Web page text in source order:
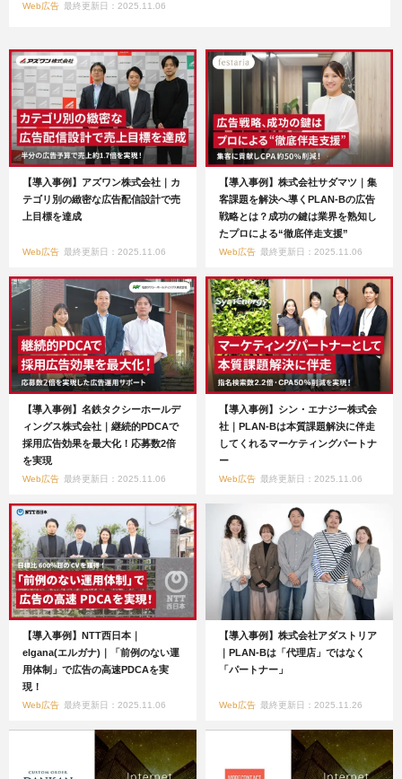
Web広告 最終更新日：2025.11.06
【導入事例】アズワン株式会社｜カ
テゴリ別の緻密な広告配信設計で売
上目標を達成
Web広告 最終更新日：2025.11.06
【導入事例】株式会社サダマツ｜集
客課題を解決へ導くPLAN-Bの広告
戦略とは？成功の鍵は業界を熟知し
たプロによる“徹底伴走支援”
Web広告 最終更新日：2025.11.06
【導入事例】名鉄タクシーホールデ
ィングス株式会社｜継続的PDCAで
採用広告効果を最大化！応募数2倍
を実現
Web広告 最終更新日：2025.11.06
【導入事例】シン・エナジー株式会
社｜PLAN-Bは本質課題解決に伴走
してくれるマーケティングパートナ
ー
Web広告 最終更新日：2025.11.06
【導入事例】NTT西日本｜
elgana(エルガナ)｜「前例のない運
用体制」で広告の高速PDCAを実
現！
Web広告 最終更新日：2025.11.06
【導入事例】株式会社アダストリア
｜PLAN-Bは「代理店」ではなく
「パートナー」
Web広告 最終更新日：2025.11.26